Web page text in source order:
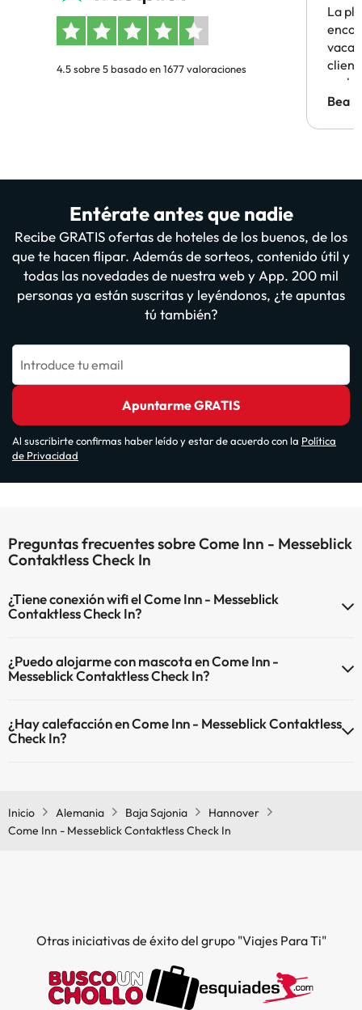
4.5 sobre 5 basado en 1677 valoraciones
La
Bea
Entérate antes que nadie
Recibe GRATIS ofertas de hoteles de los buenos, de los
que te hacen flipar. Además de sorteos, contenido útil y
todas las novedades de nuestra web y App. 200 mil
personas ya están suscritas y leyéndonos, ¿te apuntas
tú también?
Introduce tu email
Apuntarme GRATIS
Al suscribirte confirmas haber leído y estar de acuerdo con la Política
de Privacidad
Preguntas frecuentes sobre Come Inn - Messeblick
Contaktless Check In
¿Tiene conexión wifi el Come Inn - Messeblick
Contaktless Check In?
¿Puedo alojarme con mascota en Come Inn -
Messeblick Contaktless Check In?
mascotas.
¿Hay calefacción en Come Inn - Messeblick Contaktless
Check In?
Inicio
Alemania Baja Sajonia
Hannover
Come Inn - Messeblick Contaktless Check In
Otras iniciativas de éxito del grupo "Viajes Para Ti"